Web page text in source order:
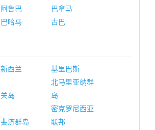
阿鲁巴
巴拿马
巴哈马 古巴
新西兰
基里巴斯
关岛
北马里亚纳群
岛
斐济群岛
密克罗尼西亚
联邦